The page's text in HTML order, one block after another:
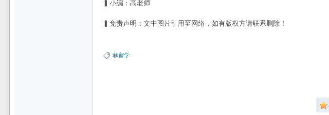
▍小编：高老师
▍免责声明：文中图片引用至网络，如有版权方请联系删除！
菲留学